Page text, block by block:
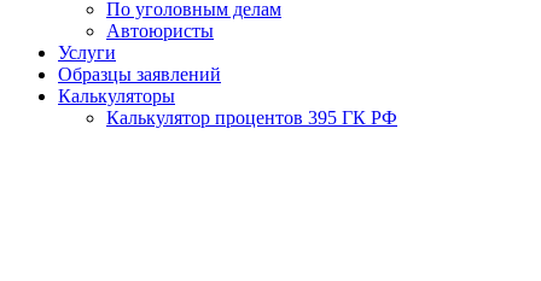
По уголовным делам
Автоюристы
Услуги
Образцы заявлений
Калькуляторы
Калькулятор процентов 395 ГК РФ